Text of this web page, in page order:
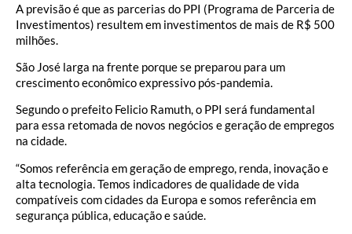
A previsão é que as parcerias do PPI (Programa de Parceria de
Investimentos) resultem em investimentos de mais de R$ 500
milhões.
São José larga na frente porque se preparou para um
crescimento econômico expressivo pós-pandemia.
Segundo o prefeito Felicio Ramuth, o PPI será fundamental
para essa retomada de novos negócios e geração de empregos
na cidade.
“Somos referência em geração de emprego, renda, inovação e
alta tecnologia. Temos indicadores de qualidade de vida
compatíveis com cidades da Europa e somos referência em
segurança pública, educação e saúde.